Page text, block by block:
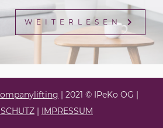
WEITERLESEN
| 2021 © IPeKo OG |
| IMPRESSUM